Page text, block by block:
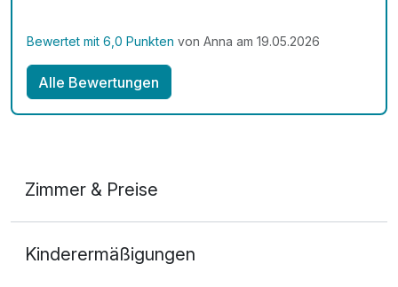
Bewertet mit 6,0 Punkten von Anna am 19.05.2026
Alle Bewertungen
Zimmer & Preise
2 Erwachsene und 1 Kind
Kinderermäßigungen